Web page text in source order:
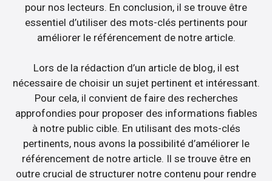
pour nos lecteurs. En conclusion, il se trouve être
essentiel d’utiliser des mots-clés pertinents pour
améliorer le référencement de notre article.
Lors de la rédaction d’un article de blog, il est
nécessaire de choisir un sujet pertinent et intéressant.
Pour cela, il convient de faire des recherches
approfondies pour proposer des informations fiables
à notre public cible. En utilisant des mots-clés
pertinents, nous avons la possibilité d’améliorer le
référencement de notre article. Il se trouve être en
outre crucial de structurer notre contenu pour rendre